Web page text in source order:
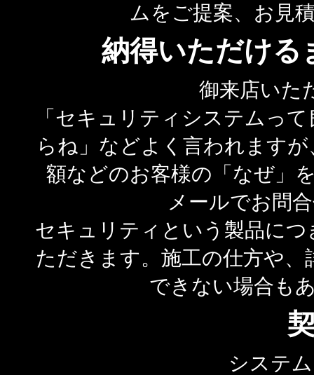
ムをご提案、お見
納得いただける
御来店いた
「セキュリティシステムっ
らね」などよく言われます
額などのお客様の「なぜ」
メールでお問
セキュリティという製品に
ただきます。施工の仕方や
できない場合も
システ